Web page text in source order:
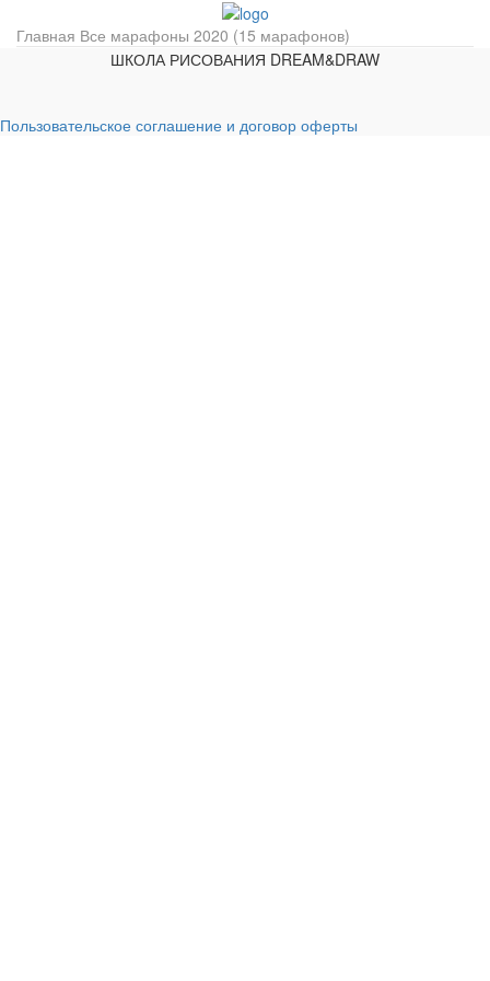
Главная Все марафоны 2020 (15 марафонов)
ШКОЛА РИСОВАНИЯ DREAM&DRAW
Пользовательское соглашение и договор оферты